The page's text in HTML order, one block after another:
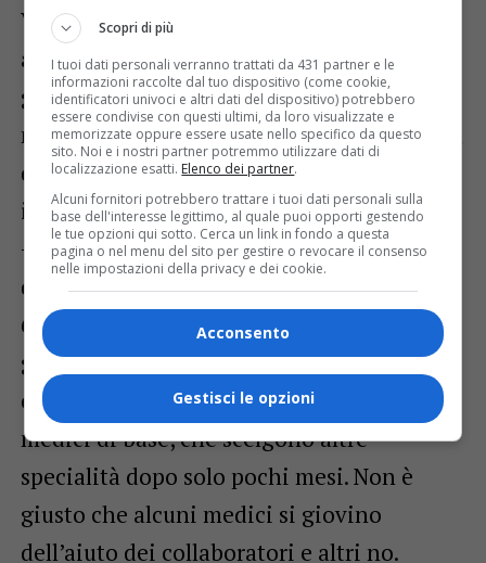
Veneto, dove esistono molti più
ambulatori organizzati in medicina di
gruppo a sede unica e in grado di dare
maggiori risposte ai malati. “Una medicina
del territorio organizzata con medici,
infermieri e collaboratori – spiega Tiberio
– può liberare parte dell’attività clinica
degli ospedali. Oggi, purtroppo, oltre il
60% del lavoro dei medici di medicina
generale è burocrazia ed è una situazione
che contribuisce a far scappare i giovani
medici di base, che scelgono altre
specialità dopo solo pochi mesi. Non è
giusto che alcuni medici si giovino
dell’aiuto dei collaboratori e altri no.
Scopri di più
I tuoi dati personali verranno trattati da 431 partner e le
informazioni raccolte dal tuo dispositivo (come cookie,
identificatori univoci e altri dati del dispositivo) potrebbero
essere condivise con questi ultimi, da loro visualizzate e
memorizzate oppure essere usate nello specifico da questo
sito. Noi e i nostri partner potremmo utilizzare dati di
localizzazione esatti. Elenco dei partner.
Alcuni fornitori potrebbero trattare i tuoi dati personali sulla
base dell'interesse legittimo, al quale puoi opporti gestendo
le tue opzioni qui sotto. Cerca un link in fondo a questa
pagina o nel menu del sito per gestire o revocare il consenso
nelle impostazioni della privacy e dei cookie.
Acconsento
Gestisci le opzioni